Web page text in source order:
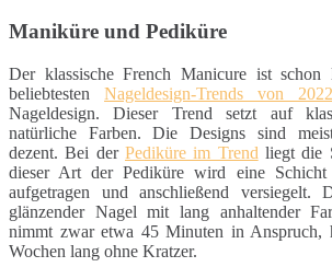
Maniküre und Pediküre
Der klassische French Manicure ist
beliebtesten Nageldesign-Trends von 2022
Nageldesign. Dieser Trend setzt auf
natürliche Farben. Die Designs sind
dezent. Bei der Pediküre im Trend liegt die
dieser Art der Pediküre wird eine
aufgetragen und anschließend versiegelt.
glänzender Nagel mit lang anhaltender
nimmt zwar etwa 45 Minuten in Anspruch,
Wochen lang ohne Kratzer.